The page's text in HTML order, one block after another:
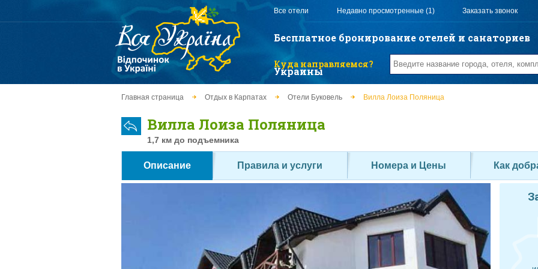
Главная страница Отдых в Карпатах Отели Буковель Вилла Лоиза Поляница
Вилла Лоиза Поляница
1,7 км до подъемника
Описание Правила и услуги Номера и Цены Как
Все отели Недавно просмотренные (1) Заказать звонок
Бесплатное бронирование отелей и санаториев
Украины
Куда направляемся?